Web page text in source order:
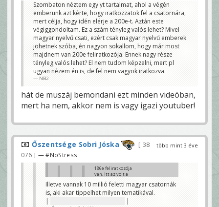
Szombaton néztem egy yt tartalmat, ahol a végén
emberünk azt kérte, hogy iratkozzatok fel a csatornára,
mert célja, hogy idén elérje a 200e-t. Aztán este
végiggondoltam. Ez a szám tényleg valós lehet? Mivel
magyar nyelvű csati, ezért csak magyar nyelvű emberek
jöhetnek szóba, én nagyon sokallom, hogy már most
majdnem van 200e feliratkozója. Ennek nagy része
tényleg valós lehet? El nem tudom képzelni, mert pl
ugyan nézem én is, de fel nem vagyok iratkozva.
NB2
hát de muszáj bemondani ezt minden videóban,
mert ha nem, akkor nem is vagy igazi youtuber!
több mint 3 éve
Őszentsége Sobri Jóska
38
076
— #NoStress
186e feliratkozója
van, itt az volt a
mondandómnak,
hogy el nem tudom
képzelni, hogy ez
Illetve vannak 10 millió feletti magyar csatornák
is, aki akar tippelhet milyen tematikával.
|
|